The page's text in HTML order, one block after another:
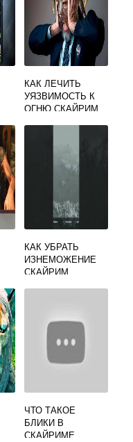
КАК ЛЕЧИТЬ
УЯЗВИМОСТЬ К
ОГНЮ СКАЙРИМ
КАК УБРАТЬ
ИЗНЕМОЖЕНИЕ
СКАЙРИМ
ЧТО ТАКОЕ
БЛИКИ В
СКАЙРИМЕ